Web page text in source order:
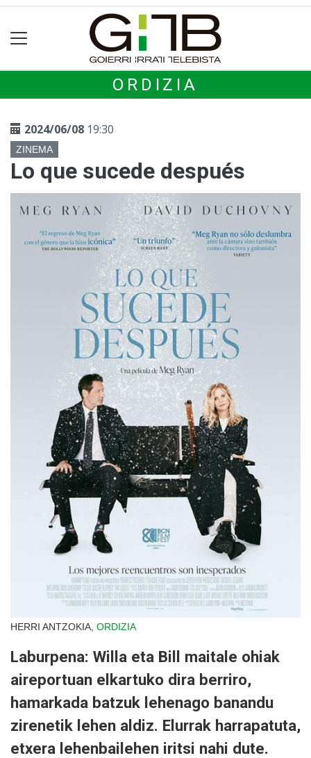
ORDIZIA
2024/06/08 19:30
ZINEMA
Lo que sucede después
HERRI ANTZOKIA, ORDIZIA
Laburpena: Willa eta Bill maitale ohiak
aireportuan elkartuko dira berriro,
hamarkada batzuk lehenago banandu
zirenetik lehen aldiz. Elurrak harrapatuta,
etxera lehenbailehen iritsi nahi dute.